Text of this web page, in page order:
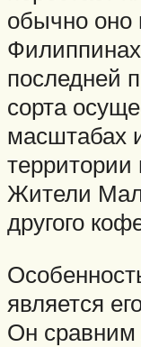
обычно оно
последней
сорта
масштабах
Жители
другого
является
Он сравним